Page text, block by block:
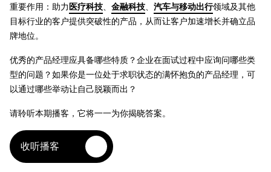
重要作用：助力医疗科技、 金融科技、 汽车与移动出行领域及其他
目标行业的客户提供突破性的产品，从而让客户加速增长并确立品
牌地位。
优秀的产品经理应具备哪些特质？企业在面试过程中应询问哪些类
型的问题？如果你是一位处于求职状态的满怀抱负的产品经理，可
以通过哪些举动让自己脱颖而出？
请聆听本期播客，它将一一为你揭晓答案。
收听播客